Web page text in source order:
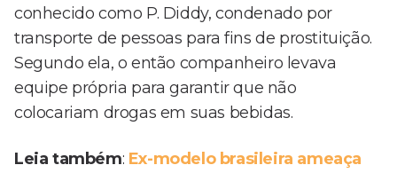
conhecido como P. Diddy, condenado por
transporte de pessoas para fins de prostituição.
Segundo ela, o então companheiro levava
equipe própria para garantir que não
colocariam drogas em suas bebidas.
Leia também: Ex-modelo brasileira ameaça